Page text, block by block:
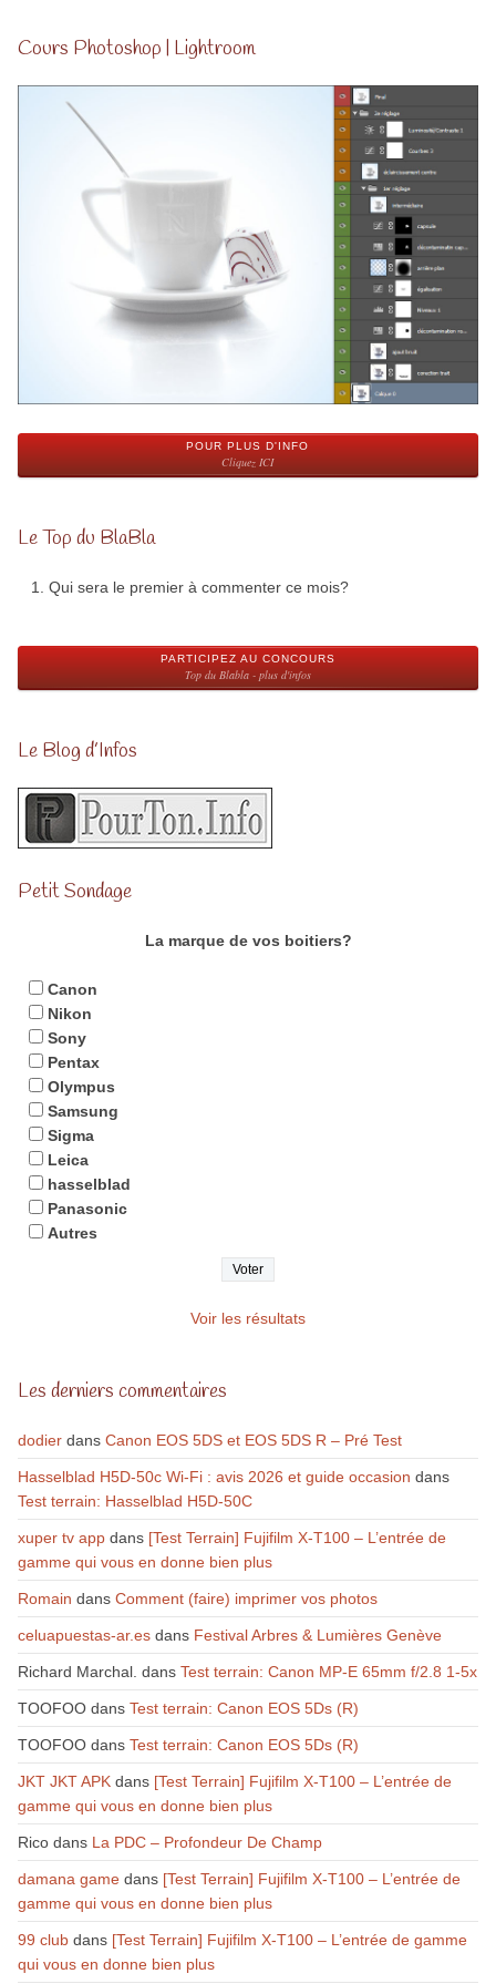
Cours Photoshop | Lightroom
POUR PLUS D'INFO
Cliquez ICI
Le Top du BlaBla
Qui sera le premier à commenter ce mois?
PARTICIPEZ AU CONCOURS
Top du Blabla - plus d'infos
Le Blog d’Infos
Petit Sondage
La marque de vos boitiers?
Canon
Nikon
Sony
Pentax
Olympus
Samsung
Sigma
Leica
hasselblad
Panasonic
Autres
Voir les résultats
Les derniers commentaires
dodierdans Canon EOS 5DS et EOS 5DS R – Pré Test
Hasselblad H5D-50c Wi-Fi : avis 2026 et guide occasion dans
Test terrain: Hasselblad H5D-50C
xuper tv appdans [Test Terrain] Fujifilm X-T100 – L’entrée de
gamme qui vous en donne bien plus
Romain dans Comment (faire) imprimer vos photos
celuapuestas-ar.esdans Festival Arbres & Lumières Genève
Richard Marchal. dans Test terrain: Canon MP-E 65mm f/2.8 1-5x
TOOFOOdans Test terrain: Canon EOS 5Ds (R)
TOOFOOdans Test terrain: Canon EOS 5Ds (R)
JKT JKT APKdans [Test Terrain] Fujifilm X-T100 – L’entrée de
gamme qui vous en donne bien plus
Ricodans La PDC – Profondeur De Champ
damana gamedans [Test Terrain] Fujifilm X-T100 – L’entrée de
gamme qui vous en donne bien plus
99 clubdans [Test Terrain] Fujifilm X-T100 – L’entrée de gamme
qui vous en donne bien plus